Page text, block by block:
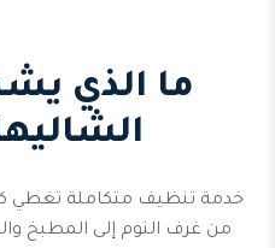
ما الذي
خدمة تنظيف متكاملة تغطي كل
من غرف النوم إلى المطبخ